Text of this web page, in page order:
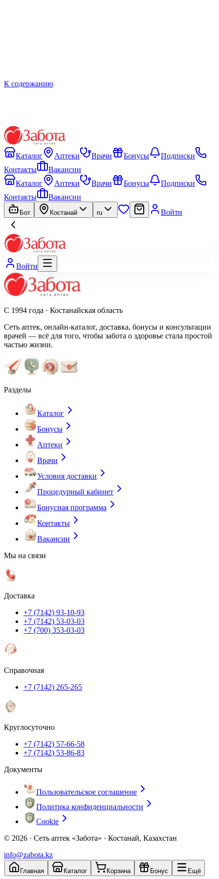
К содержанию
Каталог Аптеки Врачи Бонусы
Подписки
Контакты
Вакансии
Каталог
Аптеки Врачи Бонусы
Подписки
Контакты
Вакансии
Бот Костанай ru Войти
Войти
С 1994 года · Костанайская область
Сеть аптек, онлайн-каталог, доставка, бонусы и консультации
врачей — всё для того, чтобы забота о здоровье стала простой
частью жизни.
Разделы
Каталог
Бонусы
Аптеки
Врачи
Условия доставки
Процедурный кабинет
Бонусная программа
Контакты
Вакансии
Мы на связи
Доставка
+7 (7142) 93-10-93
+7 (7142) 53-03-03
+7 (700) 353-03-03
Справочная
+7 (7142) 265-265
Круглосуточно
+7 (7142) 57-66-58
+7 (7142) 53-86-83
Документы
Пользовательское соглашение
Политика конфиденциальности
Cookie
© 2026 · Сеть аптек «Забота» · Костанай, Казахстан
info@zabota.kz
Главная Каталог Корзина Бонус Ещё